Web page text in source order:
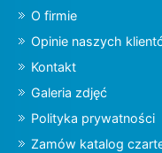
O firmie
Opinie naszych
Kontakt
Galeria zdjęć
Polityka prywatności
Zamów katalog